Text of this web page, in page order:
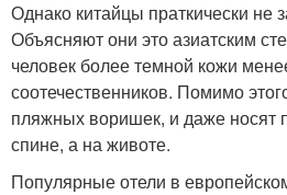
Однако китайцы праткически не
Объясняют они это азиатским
человек более темной кожи
соотечественников. Помимо
пляжных воришек, и даже носят
спине, а на животе.
Популярные отели в